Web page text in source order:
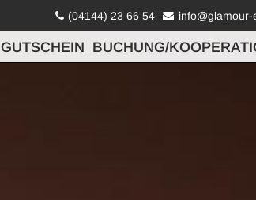
(04144) 23 66 54 info@glamour-
GUTSCHEIN BUCHUNG/